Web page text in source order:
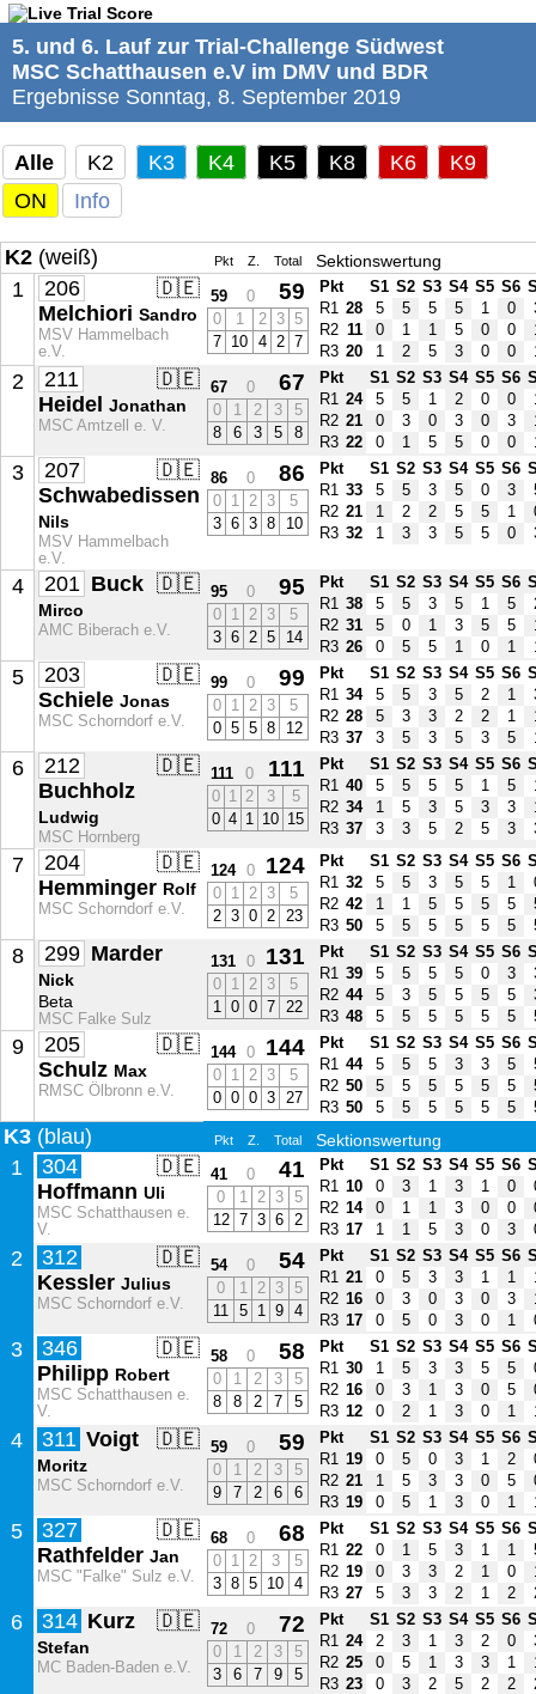
5. und 6. Lauf zur Trial-Challenge Südwest
MSC Schatthausen e.V im DMV und BDR
Ergebnisse Sonntag, 8. September 2019
Alle K2 K3 K4 K5 K8 K6
K9
ON
Info
K2 (weiß) Pkt Z. Total Sektionswertung
1 🇩🇪
206
Melchiori Sandro
MSV Hammelbach
e.V.
59 0 59
0 1 2 3
5
7
10 4 2 7
Pkt S1 S2 S3 S4 S5 S6
R1
28 5 5 5 5 1 0
R2 11 0 1 1 5 0 0
R3 20 1 2 5 3 0 0
2 🇩🇪
211
Heidel Jonathan
MSC Amtzell e. V.
67 0 67
0 1 2 3
5
8
6 3 5 8
Pkt S1 S2 S3 S4 S5 S6
R1
24 5 5 1 2 0 0
R2 21 0 3 0 3 0 3
R3 22 0 1 5 5 0 0
3 🇩🇪
207
Schwabedissen
Nils
MSV Hammelbach
e.V.
86 0 86
0 1 2 3
5
3
6 3 8 10
Pkt S1 S2 S3 S4 S5 S6
R1
33 5 5 3 5 0 3
R2 21 1 2 2 5 5 1
R3 32 1 3 3 5 5 0
4 🇩🇪
201 Buck
Mirco
AMC Biberach e.V.
95 0 95
0 1 2 3
5
3
6 2 5 14
Pkt S1 S2 S3 S4 S5 S6
R1
38 5 5 3 5 1 5
R2 31 5 0 1 3 5 5
R3 26 0 5 5 1 0 1
5 🇩🇪
203
Schiele Jonas
MSC Schorndorf e.V.
99 0 99
0 1 2 3
5
0
5 5 8 12
Pkt S1 S2 S3 S4 S5 S6
R1
34 5 5 3 5 2 1
R2 28 5 3 3 2 2 1
R3 37 3 5 3 5 3 5
6 🇩🇪
212
Buchholz
Ludwig
MSC Hornberg
111 0 111
0 1 2 3
5
0 4 1 10 15
Pkt S1 S2 S3 S4 S5 S6
R1
40 5 5 5 5 1 5
R2 34 1 5 3 5 3 3
R3 37 3 3 5 2 5 3
7 🇩🇪
204
Hemminger Rolf
MSC Schorndorf e.V.
124 0 124
0 1 2 3
5
2
3 0 2 23
Pkt S1 S2 S3 S4 S5 S6
R1
32 5 5 3 5 5 1
R2 42 1 1 5 5 5 5
R3 50 5 5 5 5 5 5
8 299 Marder
Nick
Beta
MSC Falke Sulz
131 0 131
0 1 2 3
5
1
0 0 7 22
Pkt S1 S2 S3 S4 S5 S6
R1
39 5 5 5 5 0 3
R2 44 5 3 5 5 5 5
R3 48 5 5 5 5 5 5
9 🇩🇪
205
Schulz Max
RMSC Ölbronn e.V.
144 0 144
0 1 2 3
5
0
0 0 3 27
Pkt S1 S2 S3 S4 S5 S6
R1
44 5 5 5 3 3 5
R2 50 5 5 5 5 5 5
R3 50 5 5 5 5 5 5
K3 (blau) Pkt Z. Total Sektionswertung
1 🇩🇪
304
Hoffmann Uli
MSC Schatthausen e.
V.
41 0 41
0 1 2 3
5
12
7 3 6 2
Pkt S1 S2 S3 S4 S5 S6
R1
10 0 3 1 3 1 0
R2 14 0 1 1 3 0 0
R3 17 1 1 5 3 0 3
2 🇩🇪
312
Kessler Julius
MSC Schorndorf e.V.
54 0 54
0 1 2 3
5
11
5 1 9 4
Pkt S1 S2 S3 S4 S5 S6
R1
21 0 5 3 3 1 1
R2 16 0 3 0 3 0 3
R3 17 0 5 0 3 0 1
3 🇩🇪
346
Philipp Robert
MSC Schatthausen e.
V.
58 0 58
0 1 2 3
5
8
8 2 7 5
Pkt S1 S2 S3 S4 S5 S6
R1
30 1 5 3 3 5 5
R2 16 0 3 1 3 0 5
R3 12 0 2 1 3 0 1
4 🇩🇪
311 Voigt
Moritz
MSC Schorndorf e.V.
59 0 59
0 1 2 3
5
9
7 2 6 6
Pkt S1 S2 S3 S4 S5 S6
R1
19 0 5 0 3 1 2
R2 21 1 5 3 3 0 5
R3 19 0 5 1 3 0 1
5 🇩🇪
327
Rathfelder Jan
MSC "Falke" Sulz e.V.
68 0 68
0 1 2 3
5
3
8 5 10 4
Pkt S1 S2 S3 S4 S5 S6
R1
22 0 1 5 3 1 1
R2 19 0 3 3 2 1 0
R3 27 5 3 3 2 1 2
6 🇩🇪
314 Kurz
Stefan
MC Baden-Baden e.V.
72 0 72
0 1 2 3
5
3
6 7 9 5
Pkt S1 S2 S3 S4 S5 S6
R1
24 2 3 1 3 2 0
R2 25 0 5 1 3 3 1
R3 23 0 3 2 5 2 2